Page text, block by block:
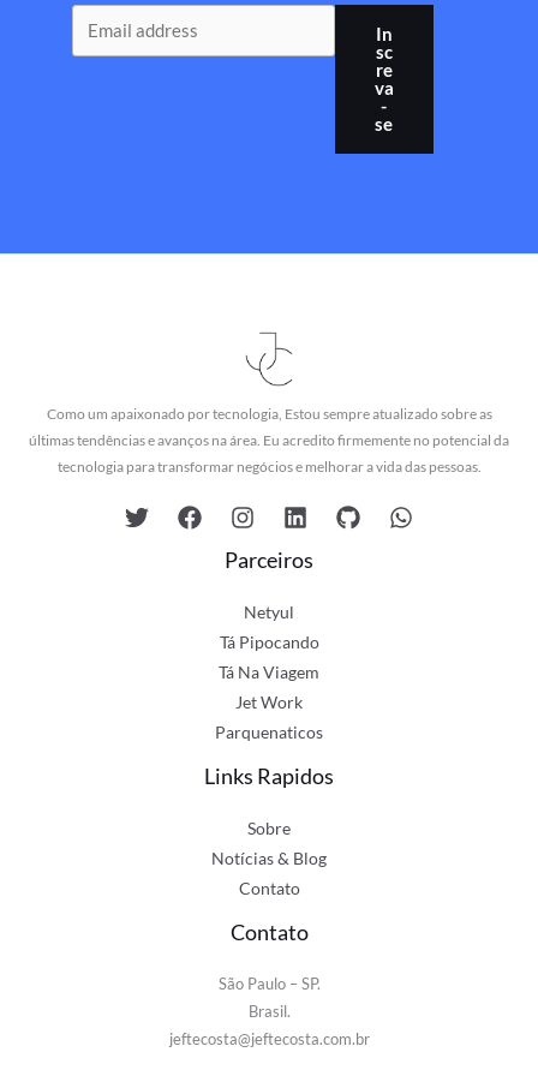
In
sc
re
va
-
se
Como um apaixonado por tecnologia, Estou sempre atualizado sobre as
últimas tendências e avanços na área. Eu acredito firmemente no potencial da
tecnologia para transformar negócios e melhorar a vida das pessoas.
Parceiros
Netyul
Tá Pipocando
Tá Na Viagem
Jet Work
Parquenaticos
Links Rapidos
Sobre
Notícias & Blog
Contato
Contato
São Paulo – SP.
Brasil.
jeftecosta@jeftecosta.com.br